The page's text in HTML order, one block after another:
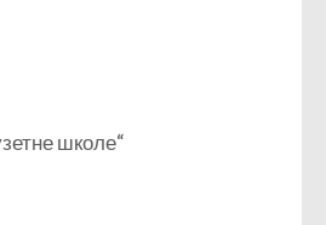
школе“